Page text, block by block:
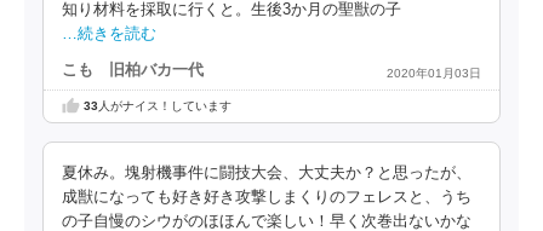
知り材料を採取に行くと。生後3か月の聖獣の子
…続きを読む
こも 旧柏バカ一代 2020年01月03日
33人がナイス！しています
夏休み。塊射機事件に闘技大会、大丈夫か？と思ったが、
成獣になっても好き好き攻撃しまくりのフェレスと、うち
の子自慢のシウがのほほんで楽しい！早く次巻出ないかな